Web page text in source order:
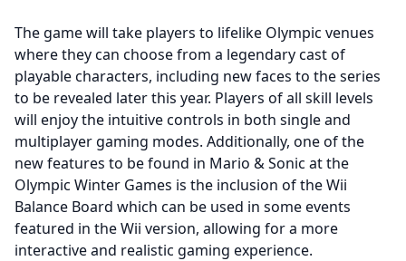
The game will take players to lifelike Olympic venues
where they can choose from a legendary cast of
playable characters, including new faces to the series
to be revealed later this year. Players of all skill levels
will enjoy the intuitive controls in both single and
multiplayer gaming modes. Additionally, one of the
new features to be found in Mario & Sonic at the
Olympic Winter Games is the inclusion of the Wii
Balance Board which can be used in some events
featured in the Wii version, allowing for a more
interactive and realistic gaming experience.